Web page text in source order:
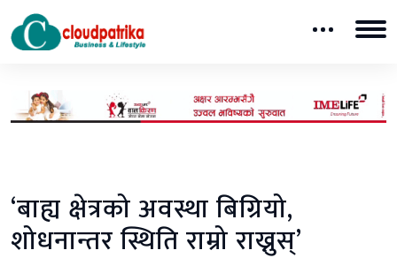
‘बाह्य क्षेत्रको अवस्था बिग्रियो,
शोधनान्तर स्थिति राम्रो राख्नुस्’